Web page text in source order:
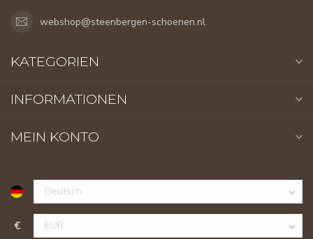
webshop@steenbergen-schoenen.nl
KATEGORIEN
INFORMATIONEN
MEIN KONTO
€